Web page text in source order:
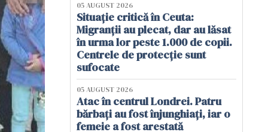
05 AUGUST 2026
Situație critică în Ceuta:
Migranții au plecat, dar au lăsat
în urma lor peste 1.000 de copii.
Centrele de protecție sunt
sufocate
05 AUGUST 2026
Atac în centrul Londrei. Patru
bărbați au fost înjunghiați, iar o
femeie a fost arestată